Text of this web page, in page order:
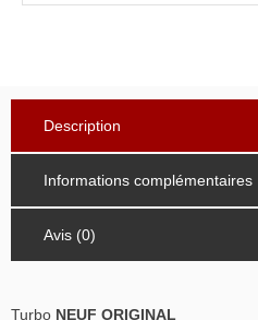
Description
Informations complémentaires
Avis (0)
Turbo NEUF ORIGINAL